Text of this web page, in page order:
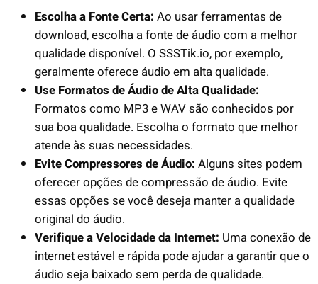
Escolha a Fonte Certa: Ao usar ferramentas de
download, escolha a fonte de áudio com a melhor
qualidade disponível. O SSSTik.io, por exemplo,
geralmente oferece áudio em alta qualidade.
Use Formatos de Áudio de Alta Qualidade:
Formatos como MP3 e WAV são conhecidos por
sua boa qualidade. Escolha o formato que melhor
atende às suas necessidades.
Evite Compressores de Áudio: Alguns sites podem
oferecer opções de compressão de áudio. Evite
essas opções se você deseja manter a qualidade
original do áudio.
Verifique a Velocidade da Internet: Uma conexão de
internet estável e rápida pode ajudar a garantir que o
áudio seja baixado sem perda de qualidade.